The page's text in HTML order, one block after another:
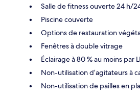
Salle de fitness ouverte 24 h/
Piscine couverte
Options de restauration
Fenêtres à double vitrage
Éclairage à 80 % au moins par
Non-utilisation d’agitateurs à
Non-utilisation de pailles en